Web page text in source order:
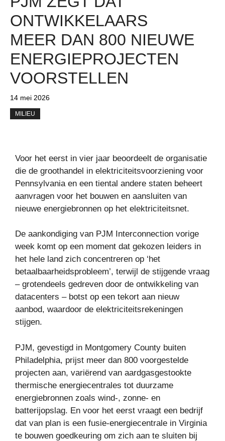
ONTWIKKELAARS
MEER DAN 800 NIEUWE
ENERGIEPROJECTEN
VOORSTELLEN
14 mei 2026
MILIEU
Voor het eerst in vier jaar beoordeelt de organisatie
die de groothandel in elektriciteitsvoorziening voor
Pennsylvania en een tiental andere staten beheert
aanvragen voor het bouwen en aansluiten van
nieuwe energiebronnen op het elektriciteitsnet.
De aankondiging van PJM Interconnection vorige
week komt op een moment dat gekozen leiders in
het hele land zich concentreren op ‘het
betaalbaarheidsprobleem’, terwijl de stijgende vraag
– grotendeels gedreven door de ontwikkeling van
datacenters – botst op een tekort aan nieuw
aanbod, waardoor de elektriciteitsrekeningen
stijgen.
PJM, gevestigd in Montgomery County buiten
Philadelphia, prijst meer dan 800 voorgestelde
projecten aan, variërend van aardgasgestookte
thermische energiecentrales tot duurzame
energiebronnen zoals wind-, zonne- en
batterijopslag. En voor het eerst vraagt ​​een bedrijf
dat van plan is een fusie-energiecentrale in Virginia
te bouwen goedkeuring om zich aan te sluiten bij